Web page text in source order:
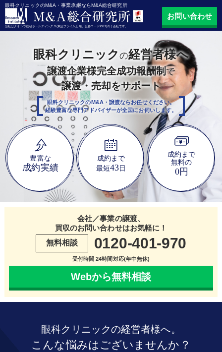
眼科クリニックのM&A・事業承継ならM&A総合研究所
当社はクオンツ総研ホールディングス(東証プライム上場、証券コード9552)の子会社です。
お問い合わせ
眼科クリニックの経営者様へ
譲渡企業様完全成功報酬制で
譲渡・売却をサポート
眼科クリニックのM&A・譲渡ならお任せください。
経験豊富な専門アドバイザーが全国にお伺いします。
豊富な
成約実績
成約まで
最短43 日
成約まで
無料の
0円
会社／事業の譲渡、
買収のお問い合わせはお気軽に！
無料相談
0120-401-970
受付時間 24時間対応(年中無休)
Webから無料相談
眼科クリニックの経営者様へ。
こんな悩みはございませんか？